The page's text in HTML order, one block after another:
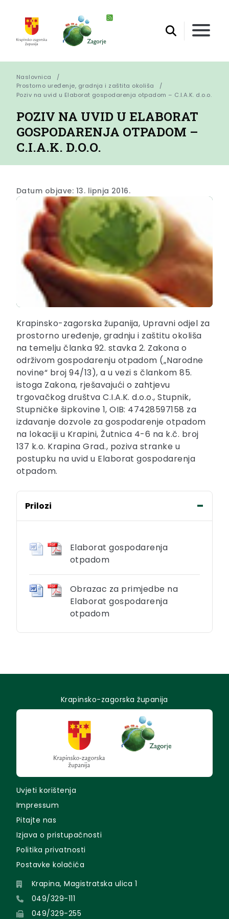
Naslovnica
Prostorno uređenje, gradnja i zaštita okoliša
Poziv na uvid u Elaborat gospodarenja otpadom – C.I.A.K. d.o.o.
POZIV NA UVID U ELABORAT
GOSPODARENJA OTPADOM –
C.I.A.K. D.O.O.
Datum objave: 13. lipnja 2016.
Krapinsko-zagorska županija, Upravni odjel za
prostorno uređenje, gradnju i zaštitu okoliša
na temelju članka 92. stavka 2. Zakona o
održivom gospodarenju otpadom („Narodne
novine“ broj 94/13), a u vezi s člankom 85.
istoga Zakona, rješavajući o zahtjevu
trgovačkog društva C.I.A.K. d.o.o., Stupnik,
Stupničke šipkovine 1, OIB: 47428597158 za
izdavanje dozvole za gospodarenje otpadom
na lokaciji u Krapini, Žutnica 4-6 na k.č. broj
137 k.o. Krapina Grad., poziva stranke u
postupku na uvid u Elaborat gospodarenja
otpadom.
Prilozi
Elaborat gospodarenja
otpadom
Obrazac za primjedbe na
Elaborat gospodarenja
otpadom
Krapinsko-zagorska županija
Uvjeti korištenja
Impressum
Pitajte nas
Izjava o pristupačnosti
Politika privatnosti
Postavke kolačića
Krapina, Magistratska ulica 1
049/329-111
049/329-255